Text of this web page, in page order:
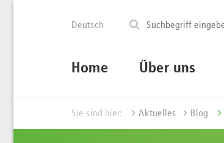
Deutsch
Home Über uns
Sie sind hier: Aktuelles Blog